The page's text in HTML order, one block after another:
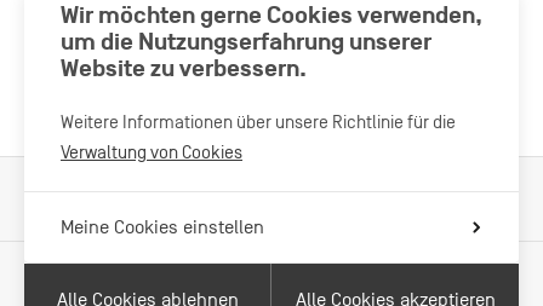
Besuchen Sie uns
Mit Unterstützung von
Wir möchten gerne Cookies verwenden,
um die Nutzungserfahrung unserer
Website zu verbessern.
Weitere Informationen über unsere Richtlinie für die
Verwaltung von Cookies
Meine Cookies einstellen
Alle Cookies ablehnen Alle Cookies akzeptieren